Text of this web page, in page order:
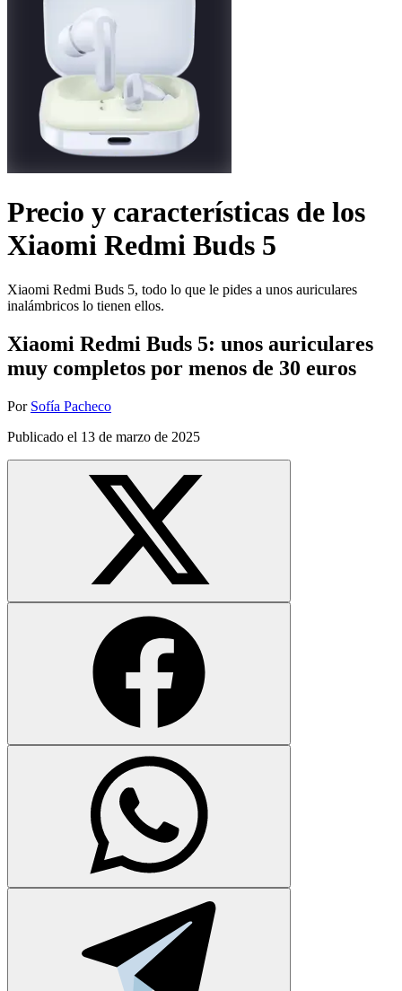
Precio y características de los
Xiaomi Redmi Buds 5
Xiaomi Redmi Buds 5, todo lo que le pides a unos auriculares
inalámbricos lo tienen ellos.
Xiaomi Redmi Buds 5: unos auriculares
muy completos por menos de 30 euros
Por Sofía Pacheco
Publicado el 13 de marzo de 2025